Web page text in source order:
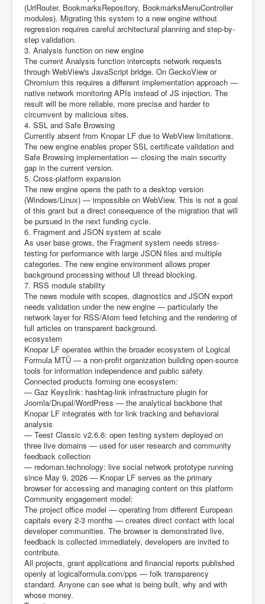
(UrlRouter, BookmarksRepository, BookmarksMenuController
modules). Migrating this system to a new engine without
regression requires careful architectural planning and step-by-
step validation.
3. Analysis function on new engine
The current Analysis function intercepts network requests
through WebView's JavaScript bridge. On GeckoView or
Chromium this requires a different implementation approach —
native network monitoring APIs instead of JS injection. The
result will be more reliable, more precise and harder to
circumvent by malicious sites.
4. SSL and Safe Browsing
Currently absent from Knopar LF due to WebView limitations.
The new engine enables proper SSL certificate validation and
Safe Browsing implementation — closing the main security
gap in the current version.
5. Cross-platform expansion
The new engine opens the path to a desktop version
(Windows/Linux) — impossible on WebView. This is not a goal
of this grant but a direct consequence of the migration that will
be pursued in the next funding cycle.
6. Fragment and JSON system at scale
As user base grows, the Fragment system needs stress-
testing for performance with large JSON files and multiple
categories. The new engine environment allows proper
background processing without UI thread blocking.
7. RSS module stability
The news module with scopes, diagnostics and JSON export
needs validation under the new engine — particularly the
network layer for RSS/Atom feed fetching and the rendering of
full articles on transparent background.
ecosystem
Knopar LF operates within the broader ecosystem of Logical
Formula MTÜ — a non-profit organization building open-source
tools for information independence and public safety.
Connected products forming one ecosystem:
— Gaz Keyslink: hashtag-link infrastructure plugin for
Joomla/Drupal/WordPress — the analytical backbone that
Knopar LF integrates with for link tracking and behavioral
analysis
— Teest Classic v2.6.6: open testing system deployed on
three live domains — used for user research and community
feedback collection
— redoman.technology: live social network prototype running
since May 9, 2026 — Knopar LF serves as the primary
browser for accessing and managing content on this platform
Community engagement model:
The project office model — operating from different European
capitals every 2-3 months — creates direct contact with local
developer communities. The browser is demonstrated live,
feedback is collected immediately, developers are invited to
contribute.
All projects, grant applications and financial reports published
openly at logicalformula.com/pps — folk transparency
standard. Anyone can see what is being built, why and with
whose money.